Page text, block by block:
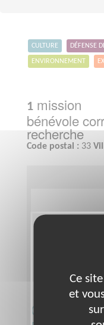
CULTURE DÉFENSE
ENVIRONNEMENT
1 mission
bénévole
recherche
Code postal : 33
Co-
Ce
et